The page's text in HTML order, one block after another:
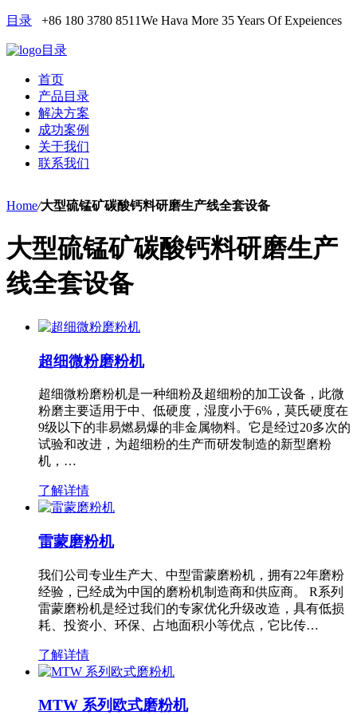
目录 +86 180 3780 8511We Hava More 35 Years Of Expeiences
目录
首页
产品目录
解决方案
成功案例
关于我们
联系我们
Home/大型硫锰矿碳酸钙料研磨生产线全套设备
大型硫锰矿碳酸钙料研磨生产
线全套设备
超细微粉磨粉机
超细微粉磨粉机是一种细粉及超细粉的加工设备，此微
粉磨主要适用于中、低硬度，湿度小于6%，莫氏硬度在
9级以下的非易燃易爆的非金属物料。它是经过20多次的
试验和改进，为超细粉的生产而研发制造的新型磨粉
机，…
了解详情
雷蒙磨粉机
我们公司专业生产大、中型雷蒙磨粉机，拥有22年磨粉
经验，已经成为中国的磨粉机制造商和供应商。 R系列
雷蒙磨粉机是经过我们的专家优化升级改造，具有低损
耗、投资小、环保、占地面积小等优点，它比传…
了解详情
MTW 系列欧式磨粉机